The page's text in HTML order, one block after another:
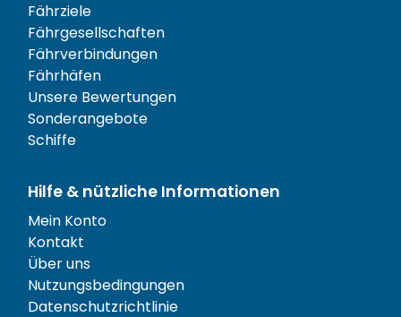
Fährziele
Fährgesellschaften
Fährverbindungen
Fährhäfen
Unsere Bewertungen
Sonderangebote
Schiffe
Hilfe & nützliche Informationen
Mein Konto
Kontakt
Über uns
Nutzungsbedingungen
Datenschutzrichtlinie